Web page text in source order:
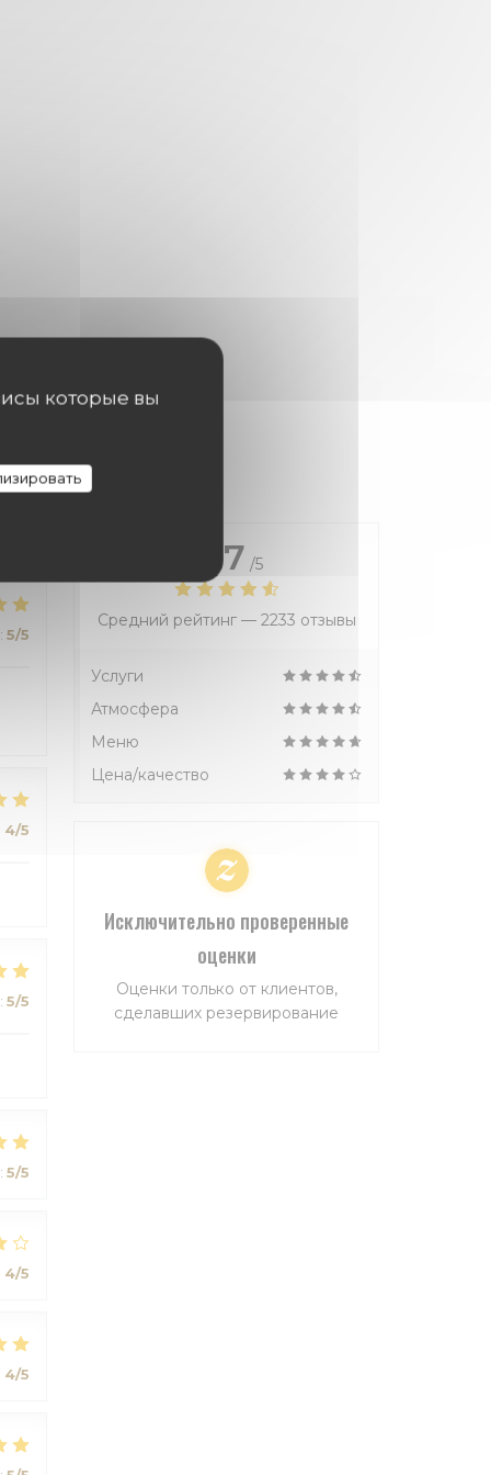
которые вы
: 5/5
4/5
: 5/5
: 5/5
4/5
4/5
4.7 /5
Средний рейтинг — 2233 отзывы
Услуги
Атмосфера
Меню
Цена/качество
Исключительно проверенные
оценки
Оценки только от клиентов,
сделавших резервирование